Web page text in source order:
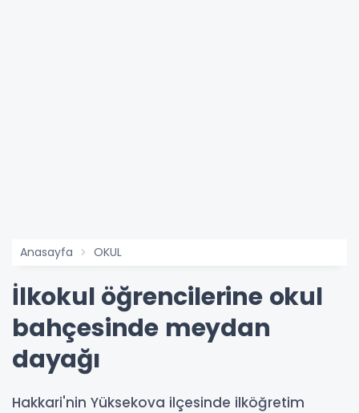
Anasayfa OKUL
İlkokul öğrencilerine okul
bahçesinde meydan
dayağı
Hakkari'nin Yüksekova ilçesinde ilköğretim